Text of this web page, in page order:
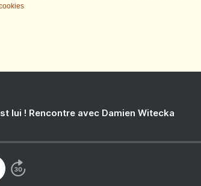
lui ! Rencontre avec Damien Witecka